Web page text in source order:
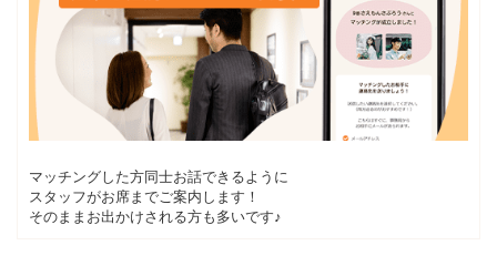
マッチングした方同士お話できるように
スタッフがお席までご案内します！
そのままお出かけされる方も多いです♪